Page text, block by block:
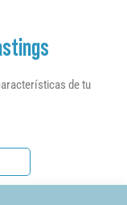
de tu